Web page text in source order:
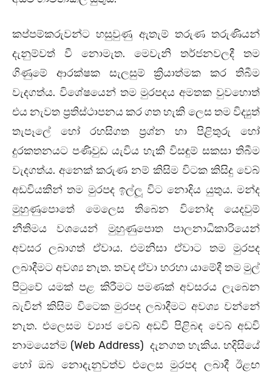
කප්පම්කරුවන්ට හසුවුණු ඇතැම් තරුණ තරුණියන්
දැනුම්වත් වී නොමැත. මෙවැනි තර්ජනවලදී තම
ගිණුමේ ආරක්ෂක සැලසුම් ක්‍රියාත්මක කර තිබීම
වැදගත්ය. විශේෂයෙන් තම මුරපදය අමතක වුවහොත්
එය නැවත ප්‍රතිස්ථාපනය කර ගත හැකි ලෙස තම විද්‍යුත්
තැපෑලේ හෝ රහසිගත ප්‍රශ්න හා පිළිතුරු හෝ
දුරකතනයට පණිවුඩ යැවිය හැකි විසඳුම් සකසා තිබීම
වැදගත්ය. අනෙක් කරුණ නම් කිසිම විටක කිසිදු වෙබ්
අඩවියකින් තම මුරපද ඉල්ලූ විට නොදිය යුතුය. මන්ද
මුහුණුපොතේ මෙලෙස තිබෙන විනෝද යෙදවුම්
නීතිමය වශයෙන් මුහුණුපොත පාලනාධිකාරියෙන්
අවසර ලබාගත් ඒවාය. එමනිසා ඒවාට තම මුරපද
ලබාදීමට අවශ්‍ය නැත. තවද ඒවා හරහා යාමේදී තම මුල්
පිටුවේ යමක් පළ කිරීමට පමණක් අවසරය ලැබෙන
බැවින් කිසිම විටෙක මුරපද ලබාදීමට අවශ්‍ය වන්නේ
නැත. එලෙසම ව්‍යාජ වෙබ් අඩවි පිළිබඳ වෙබ් අඩවි
නාමයෙන්ම (Web Address) දැනගත හැකිය. හදිසියේ
හෝ ඔබ නොදැනුවත්ව එලෙස මුරපද ලබාදී ඊළඟ